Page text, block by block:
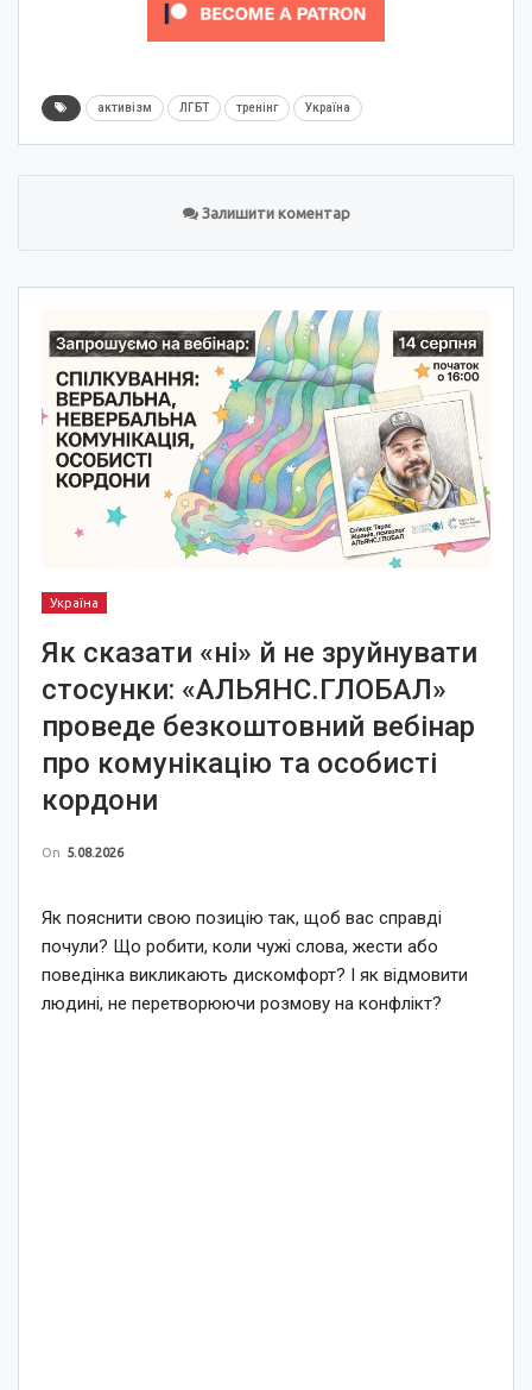
активізм ЛГБТ тренінг Україна
Залишити коментар
Україна
Як сказати «ні» й не зруйнувати
стосунки: «АЛЬЯНС.ГЛОБАЛ»
проведе безкоштовний вебінар
про комунікацію та особисті
кордони
On 5.08.2026
Як пояснити свою позицію так, щоб вас справді
почули? Що робити, коли чужі слова, жести або
поведінка викликають дискомфорт? І як відмовити
людині, не перетворюючи розмову на конфлікт?